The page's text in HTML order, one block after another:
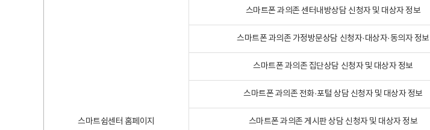
스마트쉼센터 홈페이지
스마트폰 과의존 센터내방상담 신청자 및 대상자 정보
스마트폰 과의존 가정방문상담 신청자·대상자·동의자 정보
스마트폰 과의존 집단상담 신청자 및 대상자 정보
스마트폰 과의존 전화·포털 상담 신청자 및 대상자 정보
스마트폰 과의존 게시판 상담 신청자 및 대상자 정보